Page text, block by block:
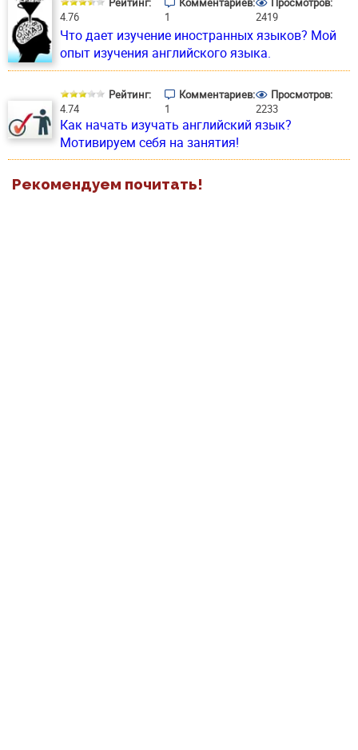
4.76
1
2419
Что дает изучение иностранных языков? Мой
опыт изучения английского языка.
Рейтинг:
4.74
Комментариев:
1
Просмотров:
2233
Как начать изучать английский язык?
Мотивируем себя на занятия!
Рекомендуем почитать!